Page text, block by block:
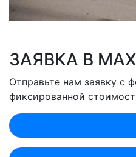
ЗАЯВКА В MAX
Отправьте нам заявку с
фиксированной